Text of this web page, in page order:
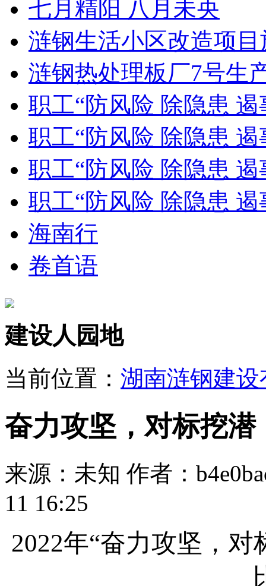
七月精阳 八月未央
涟钢生活小区改造项
涟钢热处理板厂7号生
职工“防风险 除隐患 遏
职工“防风险 除隐患 遏
职工“防风险 除隐患 遏
职工“防风险 除隐患 遏
海南行
卷首语
建设人园地
当前位置： 湖南涟钢建
奋力攻坚，对标挖潜
来源：未知 作者：
11 16:25
2022年“奋力攻坚，